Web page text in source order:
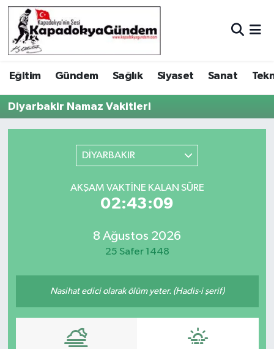
Eğitim Gündem Sağlık Siyaset Sanat
Diyarbakir Namaz Vakitleri
DİYARBAKIR
AKŞAM VAKTINE KALAN SÜRE
02:43:09
8 Ağustos 2026
25 Safer 1448
Nasihat edici olarak ölüm yeter. (Hadis-i şerif)
Hava Durumu
Trafik Durumu
Süper Lig Puan Durumu ve Fikstür